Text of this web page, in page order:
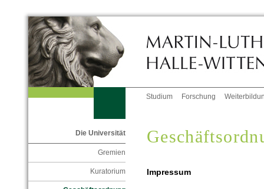
Studium Forschung
Die Universität
Gremien
Kuratorium Impressum